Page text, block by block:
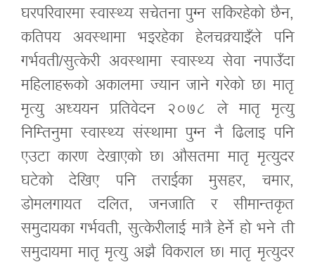
घरपरिवारमा स्वास्थ्य सचेतना पुग्न सकिरहेको छैन,
कतिपय अवस्थामा भइरहेका हेलचक्र्याइँले पनि
गर्भवती/सुत्केरी अवस्थामा स्वास्थ्य सेवा नपाउँदा
महिलाहरूको अकालमा ज्यान जाने गरेको छ। मातृ
मृत्यु अध्ययन प्रतिवेदन २०७८ ले मातृ मृत्यु
निम्तिनुमा स्वास्थ्य संस्थामा पुग्न नै ढिलाइ पनि
एउटा कारण देखाएको छ। औसतमा मातृ मृत्युदर
घटेको देखिए पनि तराईका मुसहर, चमार,
डोमलगायत दलित, जनजाति र सीमान्तकृत
समुदायका गर्भवती, सुत्केरीलाई मात्रै हेर्ने हो भने ती
समुदायमा मातृ मृत्यु अझै विकराल छ। मातृ मृत्युदर